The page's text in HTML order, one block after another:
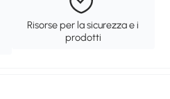
Risorse per la sicurezza e i
prodotti